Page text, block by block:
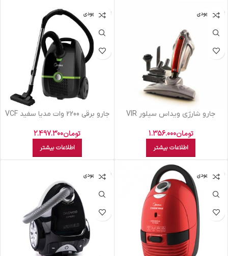
اتمام موجودی
جارو شارژي ويداس سيلور VIR
تومان1.356.000
اطلاعات بیشتر
اتمام موجودی
جارو برقي 2200 وات مديا سفيد VCF
تومان2.497.300
اطلاعات بیشتر
اتمام موجودی اتمام موجودی